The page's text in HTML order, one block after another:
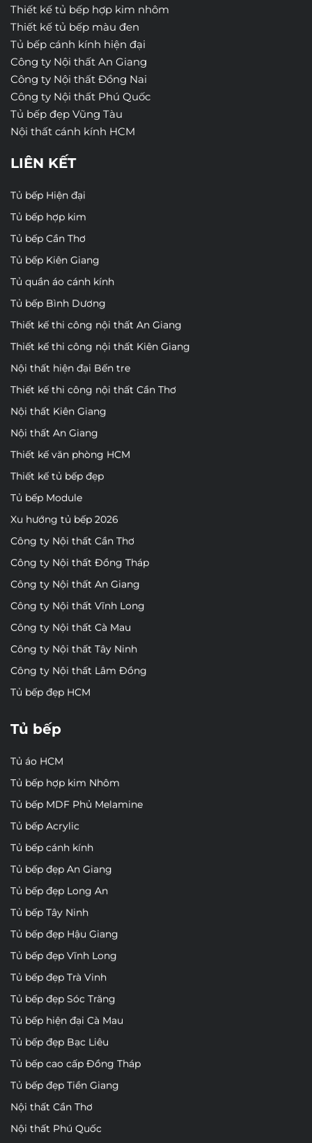
Thiết kế tủ bếp hợp kim nhôm
Thiết kế tủ bếp màu đen
Tủ bếp cánh kính hiện đại
Công ty Nội thất An Giang
Công ty Nội thất Đồng Nai
Công ty Nội thất Phú Quốc
Tủ bếp đẹp Vũng Tàu
Nội thất cánh kính HCM
LIÊN KẾT
Tủ bếp Hiện đại
Tủ bếp hợp kim
Tủ bếp Cần Thơ
Tủ bếp Kiên Giang
Tủ quần áo cánh kính
Tủ bếp Bình Dương
Thiết kế thi công nội thất An Giang
Thiết kế thi công nội thất Kiên Giang
Nội thất hiện đại Bến tre
Thiết kế thi công nội thất Cần Thơ
Nội thất Kiên Giang
Nội thất An Giang
Thiết kế văn phòng HCM
Thiết kế tủ bếp đẹp
Tủ bếp Module
Xu hướng tủ bếp 2026
Công ty Nội thất Cần Thơ
Công ty Nội thất Đồng Tháp
Công ty Nội thất An Giang
Công ty Nội thất Vĩnh Long
Công ty Nội thất Cà Mau
Công ty Nội thất Tây Ninh
Công ty Nội thất Lâm Đồng
Tủ bếp đẹp HCM
Tủ bếp
Tủ áo HCM
Tủ bếp hợp kim Nhôm
Tủ bếp MDF Phủ Melamine
Tủ bếp Acrylic
Tủ bếp cánh kính
Tủ bếp đẹp An Giang
Tủ bếp đẹp Long An
Tủ bếp Tây Ninh
Tủ bếp đẹp Hậu Giang
Tủ bếp đẹp Vĩnh Long
Tủ bếp đẹp Trà Vinh
Tủ bếp đẹp Sóc Trăng
Tủ bếp hiện đại Cà Mau
Tủ bếp đẹp Bạc Liêu
Tủ bếp cao cấp Đồng Tháp
Tủ bếp đẹp Tiền Giang
Nội thất Cần Thơ
Nội thất Phú Quốc